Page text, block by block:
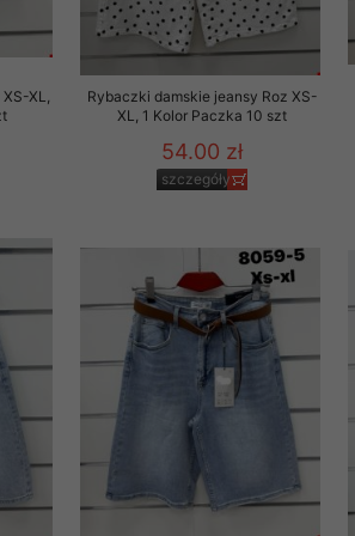
XL,
Rybaczki damskie jeansy Roz XS-
XL, 1 Kolor Paczka 10 szt
54.00 zł
szczegóły
29 sierpnia 1997 r. o
przechowujemy na
jedynie uprawnieni
swoich danych w celu
na podstawie
na komputerze Klienta
naszej oferty do
internetowej
tych plików
na komputerze